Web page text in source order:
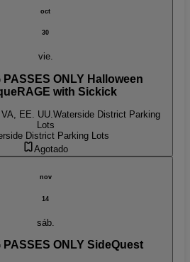
oct
30
vie.
PASSES ONLY Halloween
with Sickick
EE. UU.Waterside District Parking
Lots
District Parking Lots
Agotado
nov
14
sáb.
PASSES ONLY SideQuest